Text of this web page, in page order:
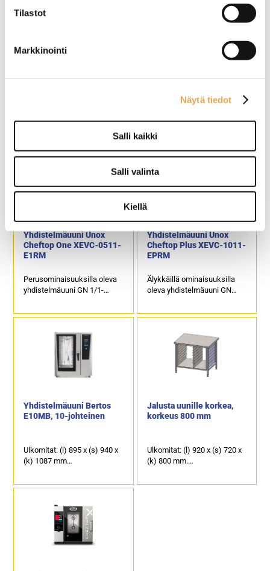
Tilastot
Markkinointi
Näytä tiedot
Salli kaikki
Salli valinta
Kiellä
Yhdistelmäuuni Unox
Cheftop One XEVC-0511-
E1RM
Perusominaisuuksilla oleva
yhdistelmäuuni GN 1/1-
Johteikko uuniin on
40 tai 4 x GN 1/1-65
kapasiteetilla.
Ulkomitat: (l) 750 x (s) 783 x
(k) 675 mm.
Sähköteho: 9,3 kW / 400 V.
Yhdistelmäuuni Unox
Cheftop Plus XEVC-1011-
EPRM
Älykkäillä ominaisuuksilla
oleva yhdistelmäuuni GN
Johteikko uuniin on
40 tai 8 x GN 1/1-65
kapasiteetilla.
Ulkomitat: (l) 750 x (s) 783 x
(k) 1010 mm.
Sähköteho: 18,5 kW / 400 V.
Yhdistelmäuuni Bertos
E10MB, 10-johteinen
Ulkomitat: (l) 895 x (s) 940 x
(k) 1087 mm
(32 ampeeria)
Jalusta uunille korkea,
korkeus 800 mm
Ulkomitat: (l) 920 x (s) 720 x
(k) 800 mm.
GN 1/1 astioille.